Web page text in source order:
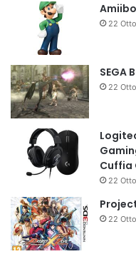
22
SEGA
22
Cuffia
22
22